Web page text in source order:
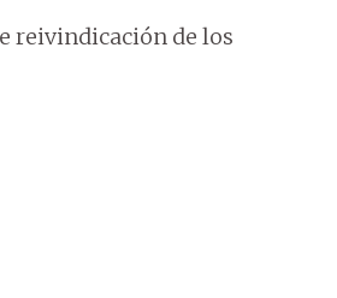
reivindicación de los